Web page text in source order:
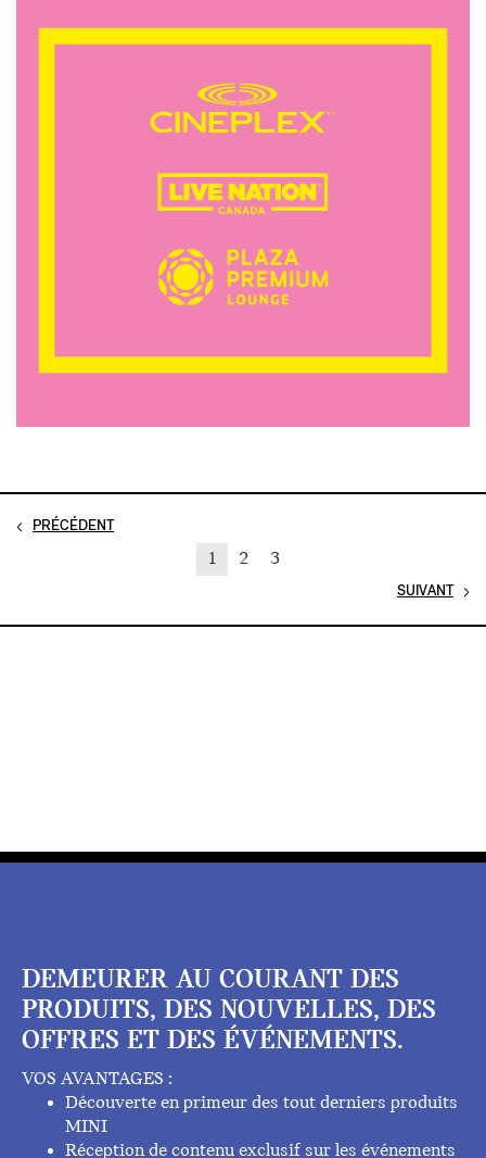
PRÉCÉDENT
1 2 3
SUIVANT
DEMEURER AU COURANT DES
PRODUITS, DES NOUVELLES, DES
OFFRES ET DES ÉVÉNEMENTS.
VOS AVANTAGES :
Découverte en primeur des tout derniers produits
MINI
Réception de contenu exclusif sur les événements